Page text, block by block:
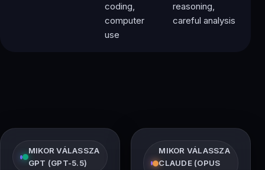
coding,
computer
use
reasoning,
careful analysis
MIKOR VÁLASSZA
GPT (GPT-5.5)
MIKOR VÁLASSZA
CLAUDE (OPUS